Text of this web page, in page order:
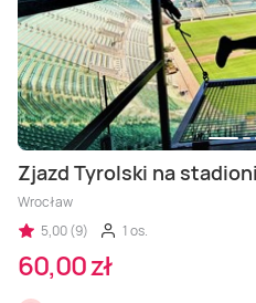
Zjazd Tyrolski na
Wrocław
5,00 (9)
1 os.
60,00 zł